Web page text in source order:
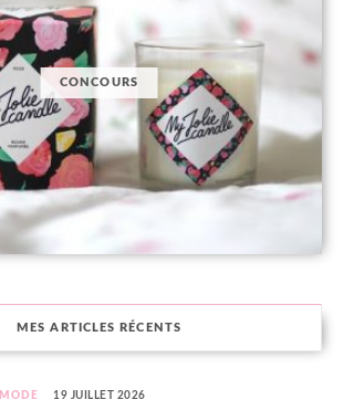
CONCOURS
MES ARTICLES RÉCENTS
MODE 19 JUILLET 2026